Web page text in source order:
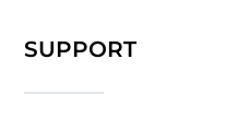
SUPPORT